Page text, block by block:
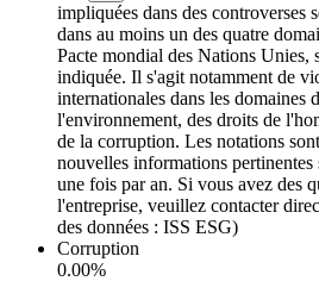
impliquées dans des controverses
dans au moins un des quatre
Pacte mondial des Nations Unies,
indiquée. Il s'agit notamment de
internationales dans les domaines
l'environnement, des droits de
de la corruption. Les notations
nouvelles informations pertinentes
une fois par an. Si vous avez des
l'entreprise, veuillez contacter
des données : ISS ESG)
Corruption
0.00%